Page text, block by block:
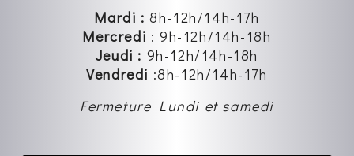
Mardi : 8h-12h/14h-17h
Mercredi :9h-12h/14h-18h
Jeudi : 9h-12h/14h-18h
Vendredi :8h-12h/14h-17h
Fermeture Lundi et samedi